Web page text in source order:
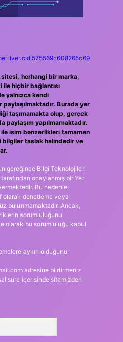
live:.cid.575569c608265c69
herhangi bir marka,
hiçbir bağlantısı
yalnızca kendi
paylaşılmaktadır. Burada yer
taşımamakta olup, gerçek
paylaşım yapılmamaktadır.
isim benzerlikleri tamamen
taslak halindedir ve
gereğince Bilgi Teknolojileri
onaylanmış bir Yer
Bu nedenle,
denetleme veya
bulunmamaktadır. Ancak,
sorumluluğunu
olarak bu sorumluluğu kabul
aykırı olduğunu
adresine bildirmeniz
süre içerisinde sitemizden